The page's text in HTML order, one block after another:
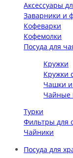
Аксессуары
Заварники и
Кофеварки
Кофемолки
Посуда для
Кружки
Кружки
Чашки
Чайные
Турки
Фильтры для
Чайники
Посуда для